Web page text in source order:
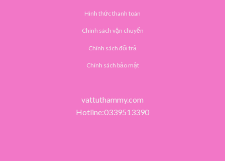
Hình thức thanh toán
Chính sách vận chuyển
Chính sách đổi trả
Chính sách bảo mật
vattuthammy.com
Hotline:0339513390